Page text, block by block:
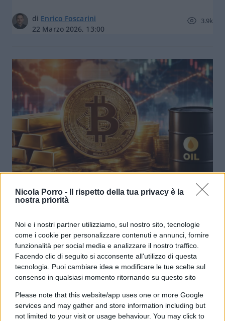
Nicola Porro -
Il rispetto della tua privacy è la
nostra priorità
Noi e i nostri partner utilizziamo, sul nostro sito, tecnologie
come i cookie per personalizzare contenuti e annunci, fornire
funzionalità per social media e analizzare il nostro traffico.
Facendo clic di seguito si acconsente all'utilizzo di questa
tecnologia. Puoi cambiare idea e modificare le tue scelte sul
consenso in qualsiasi momento ritornando su questo sito
Please note that this website/app uses one or more Google
services and may gather and store information including but
not limited to your visit or usage behaviour. You may click to
di Enrico Foscarini
22 Marzo 2026, 13:00
3.9k
Guerra all’Iran: Bitcoin e oro
protagonisti dei mercati
di
Enrico Foscarini
13 Marzo 2026, 11:08
3.9k